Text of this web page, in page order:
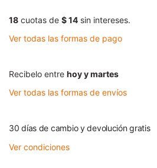
18 cuotas de $ 14 sin intereses.
Ver todas las formas de pago
Recibelo entre hoy y martes
Ver todas las formas de envíos
30 días de cambio y devolución gratis
Ver condiciones